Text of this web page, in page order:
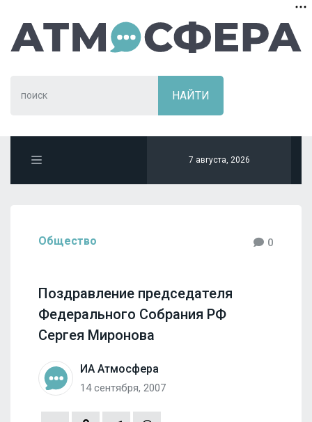
7 августа, 2026
Общество 0
Поздравление председателя
Федерального Собрания РФ
Сергея Миронова
ИА Атмосфера
14 сентября, 2007